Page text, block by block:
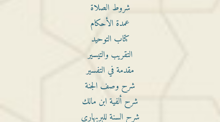
شروط الصلاة
عمدة الأحكام
كتاب التوحيد
التقريب والتيسير
مقدمة في التفسير
شرح وصف الجنة
شرح ألفية ابن مالك
شرح السنة للبربهاري